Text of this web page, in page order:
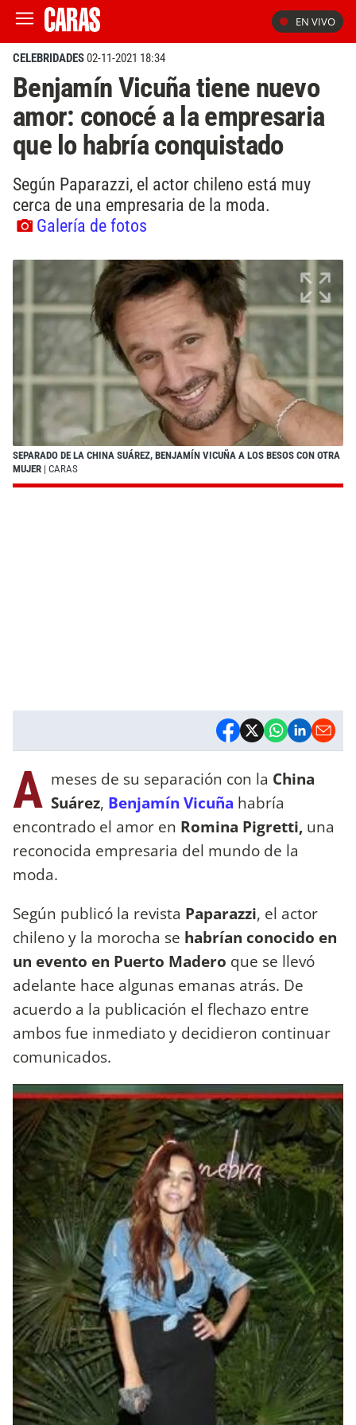
EN VIVO
CELEBRIDADES02-11-2021 18:34
Benjamín Vicuña tiene nuevo
amor: conocé a la empresaria
que lo habría conquistado
Según Paparazzi, el actor chileno está muy
cerca de una empresaria de la moda.
Galería de fotos
SEPARADO DE LA CHINA SUÁREZ, BENJAMÍN VICUÑA A LOS BESOS CON OTRA
MUJER | CARAS
A meses de su separación con la China
Suárez, Benjamín Vicuña habría
encontrado el amor en Romina Pigretti, una
reconocida empresaria del mundo de la
moda.
Según publicó la revista Paparazzi, el actor
chileno y la morocha se habrían conocido en
un evento en Puerto Madero que se llevó
adelante hace algunas emanas atrás. De
acuerdo a la publicación el flechazo entre
ambos fue inmediato y decidieron continuar
comunicados.